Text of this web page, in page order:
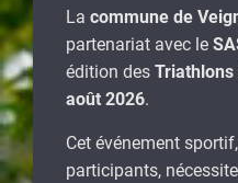
La commune de
partenariat avec le
édition des Triathlons
août 2026.
Cet événement
participants,